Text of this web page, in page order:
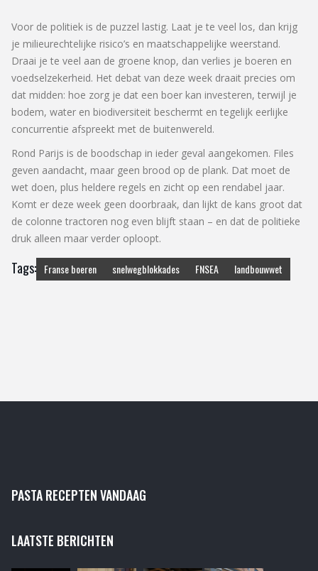
Voor de politiek is de puzzel lastig. Laat je te veel los, dan krijg
je milieurechtelijke risico’s en maatschappelijke weerstand.
Draai je te veel aan de groene knop, dan verlies je boeren en
voedselzekerheid. Het debat van deze week draait precies om
dat midden: hoe zorg je dat een boer kan investeren, terwijl je
bodem, water en biodiversiteit beschermt en tegelijk eerlijke
concurrentie afspreekt met de buitenwereld.
Rond Parijs is de boodschap in ieder geval aangekomen. Files
geven aandacht, maar geen brood op de plank. Dat moet de
wet doen, plus heldere regels en zicht op een rendabel jaar.
Komt er deze week geen doorbraak, dan lijkt de kans groot dat
de colonne tractoren nog even blijft staan – en dat de politieke
druk alleen maar verder oploopt.
Tags: Franse boeren snelwegblokkades FNSEA landbouwwet
PASTA RECEPTEN VANDAAG
LAATSTE BERICHTEN